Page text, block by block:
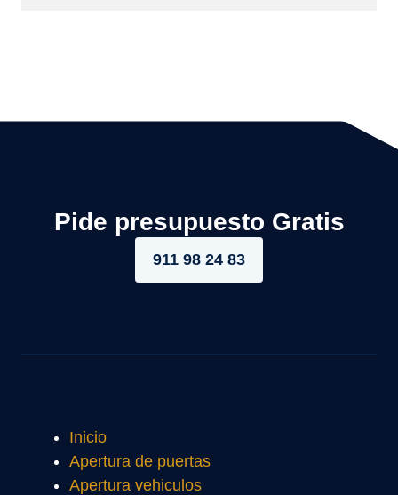
Pide presupuesto Gratis
911 98 24 83
Inicio
Apertura de puertas
Apertura vehiculos